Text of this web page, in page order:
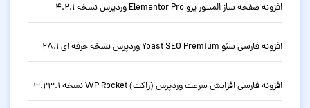
افزونه صفحه ساز المنتور پرو Elementor Pro وردپرس نسخه 4.2.1
افزونه فارسی سئو Yoast SEO Premium وردپرس نسخه حرفه ای 28.1
افزونه فارسی افزایش سرعت وردپرس (راکت) WP Rocket نسخه 3.23.1